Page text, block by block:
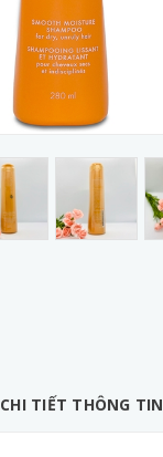
CHI TIẾT THÔNG TIN